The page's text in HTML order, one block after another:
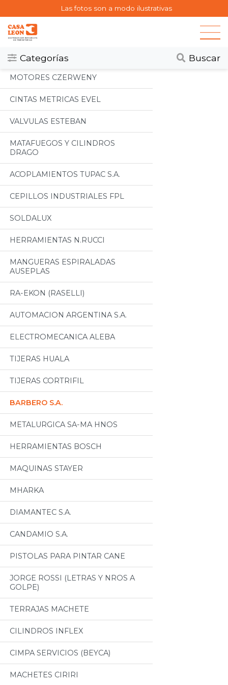
Las fotos son a modo ilustrativas
Categorías Buscar
Categorias
Todos
MOTORES CZERWENY
CINTAS METRICAS EVEL
VALVULAS ESTEBAN
MATAFUEGOS Y CILINDROS
DRAGO
ACOPLAMIENTOS TUPAC S.A.
CEPILLOS INDUSTRIALES FPL
SOLDALUX
HERRAMIENTAS N.RUCCI
MANGUERAS ESPIRALADAS
AUSEPLAS
RA-EKON (RASELLI)
AUTOMACION ARGENTINA S.A.
ELECTROMECANICA ALEBA
TIJERAS HUALA
TIJERAS CORTRIFIL
BARBERO S.A.
METALURGICA SA-MA HNOS
HERRAMIENTAS BOSCH
MAQUINAS STAYER
MHARKA
DIAMANTEC S.A.
CANDAMIO S.A.
PISTOLAS PARA PINTAR CANE
JORGE ROSSI (LETRAS Y NROS A
GOLPE)
TERRAJAS MACHETE
CILINDROS INFLEX
CIMPA SERVICIOS (BEYCA)
MACHETES CIRIRI